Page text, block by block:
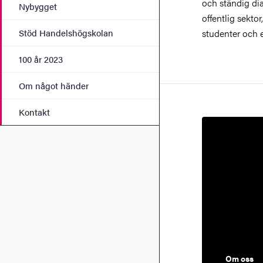
Nybygget
Stöd Handelshögskolan
100 år 2023
Om något händer
Kontakt
offentlig
studenter och
världen
Om oss